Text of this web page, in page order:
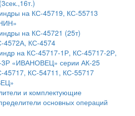
на КС-45719, КС-55713
на КС-45721 (25т)
4572А, КС-4574
на КС-45717-1Р, КС-45717-2Р,
3Р «ИВАНОВЕЦ» серии АК-25
45717, КС-54711, КС-55717
и комплектующие
основных операций